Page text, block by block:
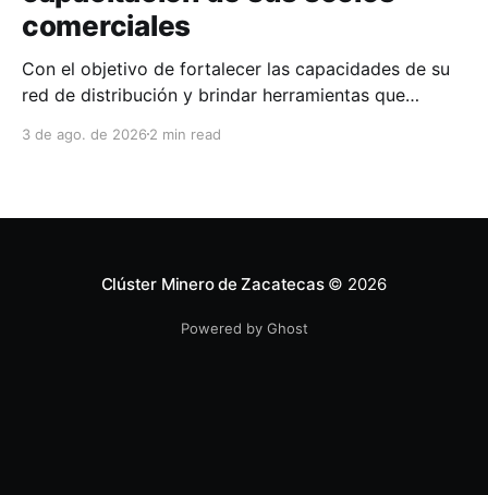
comerciales
Con el objetivo de fortalecer las capacidades de su
red de distribución y brindar herramientas que
técnico, Milwaukee llevó a cabo una capacitación
distribuidor FiZac. La
3 de ago. de 2026 2 min read
Clúster Minero de Zacatecas© 2026
Powered by Ghost